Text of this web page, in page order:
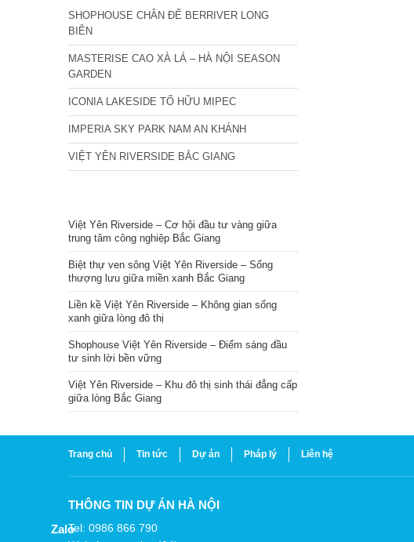
SHOPHOUSE CHÂN ĐẾ BERRIVER LONG
BIÊN
MASTERISE CAO XÀ LÁ – HÀ NỘI SEASON
GARDEN
ICONIA LAKESIDE TỐ HỮU MIPEC
IMPERIA SKY PARK NAM AN KHÁNH
VIỆT YÊN RIVERSIDE BẮC GIANG
Việt Yên Riverside – Cơ hội đầu tư vàng giữa
trung tâm công nghiệp Bắc Giang
Biệt thự ven sông Việt Yên Riverside – Sống
thượng lưu giữa miền xanh Bắc Giang
Liền kề Việt Yên Riverside – Không gian sống
xanh giữa lòng đô thị
Shophouse Việt Yên Riverside – Điểm sáng đầu
tư sinh lời bền vững
Việt Yên Riverside – Khu đô thị sinh thái đẳng cấp
giữa lòng Bắc Giang
Trang chủ Tin tức Dự án Pháp lý Liên hệ
THÔNG TIN DỰ ÁN HÀ NỘI
Tel: 0986 866 790
Zalo